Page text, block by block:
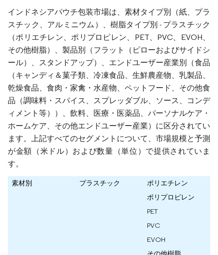
インドネシアパウチ包装市場は、素材タイプ別（紙、プラ
スチック、アルミニウム）、樹脂タイプ別 - プラスチック
（ポリエチレン、ポリプロピレン、PET、PVC、EVOH、
その他樹脂）、製品別（フラット（ピローおよびサイドシ
ール）、スタンドアップ）、エンドユーザー産業別（食品
（キャンディ＆菓子類、冷凍食品、生鮮農産物、乳製品、
乾燥食品、食肉・家禽・水産物、ペットフード、その他食
品（調味料・スパイス、スプレッダブル、ソース、コンデ
ィメント等））、飲料、医療・医薬品、パーソナルケア・
ホームケア、その他エンドユーザー産業）に区分されてい
ます。上記すべてのセグメントについて、市場規模と予測
が金額（米ドル）および数量（単位）で提供されていま
す。
素材別 プラスチック
ポリエチレン
ポリプロピレン
PET
PVC
EVOH